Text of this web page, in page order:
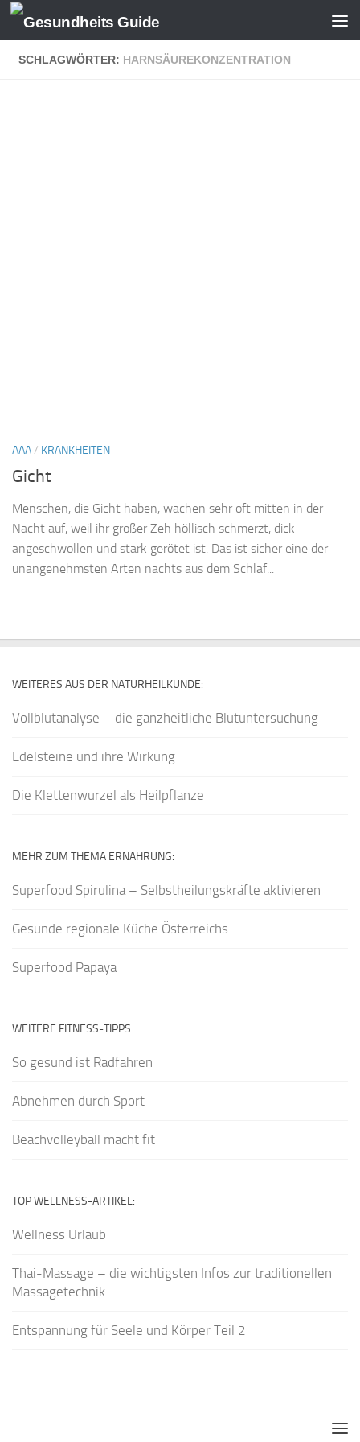
SCHLAGWÖRTER: HARNSÄUREKONZENTRATION
AAA/ KRANKHEITEN
Gicht
Menschen, die Gicht haben, wachen sehr oft mitten in der
Nacht auf, weil ihr großer Zeh höllisch schmerzt, dick
angeschwollen und stark gerötet ist. Das ist sicher eine der
unangenehmsten Arten nachts aus dem Schlaf...
WEITERES AUS DER NATURHEILKUNDE:
Vollblutanalyse – die ganzheitliche Blutuntersuchung
Edelsteine und ihre Wirkung
Die Klettenwurzel als Heilpflanze
MEHR ZUM THEMA ERNÄHRUNG:
Superfood Spirulina – Selbstheilungskräfte aktivieren
Gesunde regionale Küche Österreichs
Superfood Papaya
WEITERE FITNESS-TIPPS:
So gesund ist Radfahren
Abnehmen durch Sport
Beachvolleyball macht fit
TOP WELLNESS-ARTIKEL:
Wellness Urlaub
Thai-Massage – die wichtigsten Infos zur traditionellen
Massagetechnik
Entspannung für Seele und Körper Teil 2